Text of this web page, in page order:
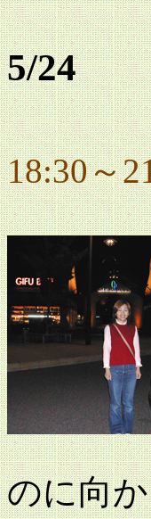
5/24
18:30～
のに向